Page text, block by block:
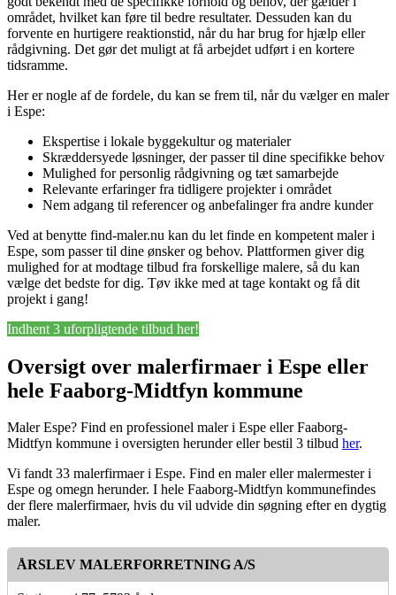
området, hvilket kan føre til bedre resultater. Dessuden kan du
forvente en hurtigere reaktionstid, når du har brug for hjælp eller
rådgivning. Det gør det muligt at få arbejdet udført i en kortere
tidsramme.
Her er nogle af de fordele, du kan se frem til, når du vælger en maler
i Espe:
Ekspertise i lokale byggekultur og materialer
Skræddersyede løsninger, der passer til dine specifikke behov
Mulighed for personlig rådgivning og tæt samarbejde
Relevante erfaringer fra tidligere projekter i området
Nem adgang til referencer og anbefalinger fra andre kunder
Ved at benytte find-maler.nu kan du let finde en kompetent maler i
Espe, som passer til dine ønsker og behov. Plattformen giver dig
mulighed for at modtage tilbud fra forskellige malere, så du kan
vælge det bedste for dig. Tøv ikke med at tage kontakt og få dit
projekt i gang!
Indhent 3 uforpligtende tilbud her!
Oversigt over malerfirmaer i Espe eller
hele Faaborg-Midtfyn kommune
Maler Espe? Find en professionel maler i Espe eller Faaborg-
Midtfyn kommune i oversigten herunder eller bestil 3 tilbud her.
Vi fandt 33 malerfirmaer i Espe. Find en maler eller malermester i
Espe og omegn herunder. I hele Faaborg-Midtfyn kommunefindes
der flere malerfirmaer, hvis du vil udvide din søgning efter en dygtig
maler.
ÅRSLEV MALERFORRETNING A/S